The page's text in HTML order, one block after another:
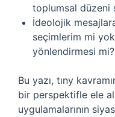
toplumsal düzeni
İdeolojik
seçimlerim mi
yönlendirmesi mi?
Bu yazı, tıny
bir perspektifle ele
uygulamalarının